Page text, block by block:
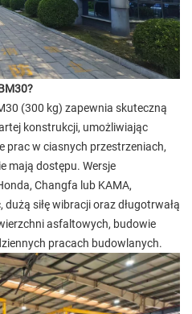
(300 kg) zapewnia skuteczną
konstrukcji, umożliwiając
prac w ciasnych przestrzeniach,
mają dostępu. Wersje
Changfa lub KAMA,
siłę wibracji oraz długotrwałą
asfaltowych, budowie
pracach budowlanych.